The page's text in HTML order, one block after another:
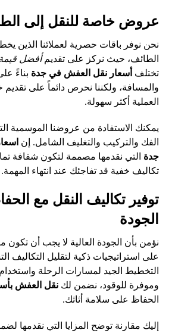
عروض خاصة للنقل إلى
نحن نوفر باقات حصرية لعملائنا الذين
الطائف، حيث نركز على تقديمأفضل
تختلف أسعار نقل العفش في جدة بناءً
والمسافة، ولكننا نحرص دائماً على
العملية أكثر سهولة.
يمكنك الاستفادة من عروضنا الموسمية
الفك والتركيب والتغليف الشامل. إن
جدة التي نقدمها مصممة لتكون شفافة
تكاليف خفية قد تفاجئك عند انتهاء المهمة.
توفير تكاليف النقل مع
الجودة
نؤمن بأن الجودة العالية لا يجب أن تكون
على استراتيجيات ذكية لتقليل التكاليف
التخطيط الجيد لمسارات الرحلة
وموفرة للوقود، نضمن لكنقل العفش
الحفاظ على سلامة أثاثك.
إليك مقارنة توضح المزايا التي نقدمها